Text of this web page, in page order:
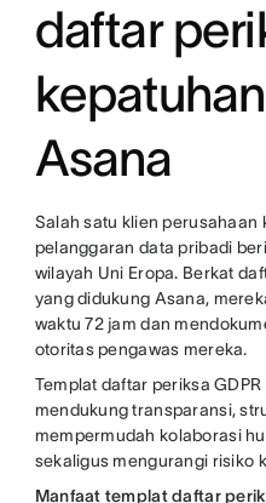
daftar
Asana
Salah satu klien perusahaan
pelanggaran data pribadi
wilayah Uni Eropa. Berkat
yang didukung Asana,
waktu 72 jam dan
otoritas pengawas mereka.
Templat daftar periksa
mendukung transparansi,
mempermudah kolaborasi
sekaligus mengurangi risiko
Manfaat templat daftar